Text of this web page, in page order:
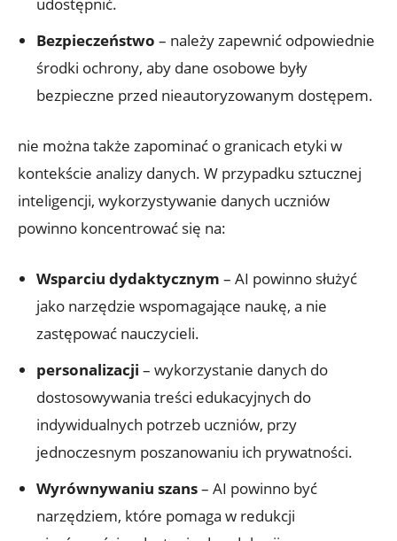
Bezpieczeństwo – należy zapewnić odpowiednie
środki ochrony, aby dane osobowe były
bezpieczne przed nieautoryzowanym dostępem.
nie można także zapominać o granicach etyki w
kontekście analizy danych. W przypadku sztucznej
inteligencji, wykorzystywanie danych uczniów
powinno koncentrować się na:
Wsparciu dydaktycznym – AI powinno służyć
jako narzędzie wspomagające naukę, a nie
zastępować nauczycieli.
personalizacji – wykorzystanie danych do
dostosowywania treści edukacyjnych do
indywidualnych potrzeb uczniów, przy
jednoczesnym poszanowaniu ich prywatności.
Wyrównywaniu szans– AI powinno być
narzędziem, które pomaga w redukcji